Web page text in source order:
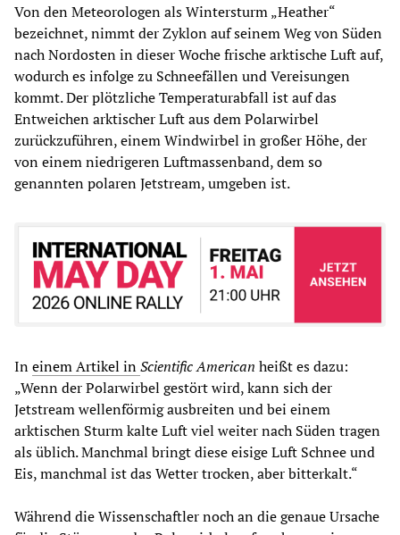
Von den Meteorologen als Wintersturm „Heather“
bezeichnet, nimmt der Zyklon auf seinem Weg von Süden
nach Nordosten in dieser Woche frische arktische Luft auf,
wodurch es infolge zu Schneefällen und Vereisungen
kommt. Der plötzliche Temperaturabfall ist auf das
Entweichen arktischer Luft aus dem Polarwirbel
zurückzuführen, einem Windwirbel in großer Höhe, der
von einem niedrigeren Luftmassenband, dem so
genannten polaren Jetstream, umgeben ist.
Ineinem Artikel inScientific American heißt es dazu:
„Wenn der Polarwirbel gestört wird, kann sich der
Jetstream wellenförmig ausbreiten und bei einem
arktischen Sturm kalte Luft viel weiter nach Süden tragen
als üblich. Manchmal bringt diese eisige Luft Schnee und
Eis, manchmal ist das Wetter trocken, aber bitterkalt.“
Während die Wissenschaftler noch an die genaue Ursache